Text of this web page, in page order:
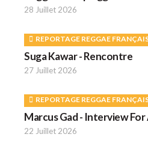
28 Juillet 2026
REPORTAGE REGGAE
Suga Kawar - Rencontre
27 Juillet 2026
REPORTAGE REGGAE
Marcus Gad - Interview For
22 Juillet 2026